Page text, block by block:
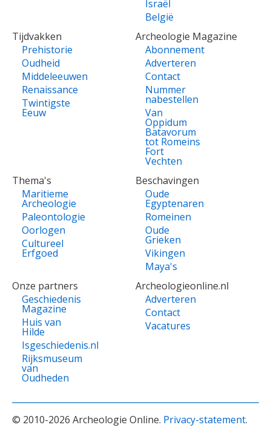
Israël
België
Tijdvakken
Prehistorie
Oudheid
Middeleeuwen
Renaissance
Twintigste
Eeuw
Archeologie Magazine
Abonnement
Adverteren
Contact
Nummer
nabestellen
Van
Oppidum
Batavorum
tot Romeins
Fort
Vechten
Thema's
Maritieme
Archeologie
Paleontologie
Oorlogen
Cultureel
Erfgoed
Beschavingen
Oude
Egyptenaren
Romeinen
Oude
Grieken
Vikingen
Maya's
Onze partners
Geschiedenis
Magazine
Huis van
Hilde
Isgeschiedenis.nl
Rijksmuseum
van
Oudheden
Archeologieonline.nl
Adverteren
Contact
Vacatures
© 2010-2026 Archeologie Online. Privacy-statement.